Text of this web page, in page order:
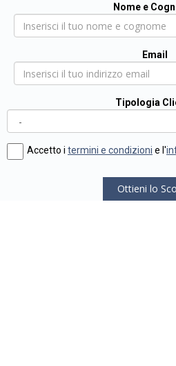
Nome e
Email
Tipologia
Accetto i termini e condizioni e l'
Ottieni lo